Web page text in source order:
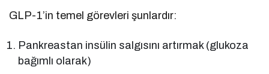
GLP-1’in temel görevleri şunlardır:
Pankreastan insülin salgısını artırmak (glukoza
bağımlı olarak)